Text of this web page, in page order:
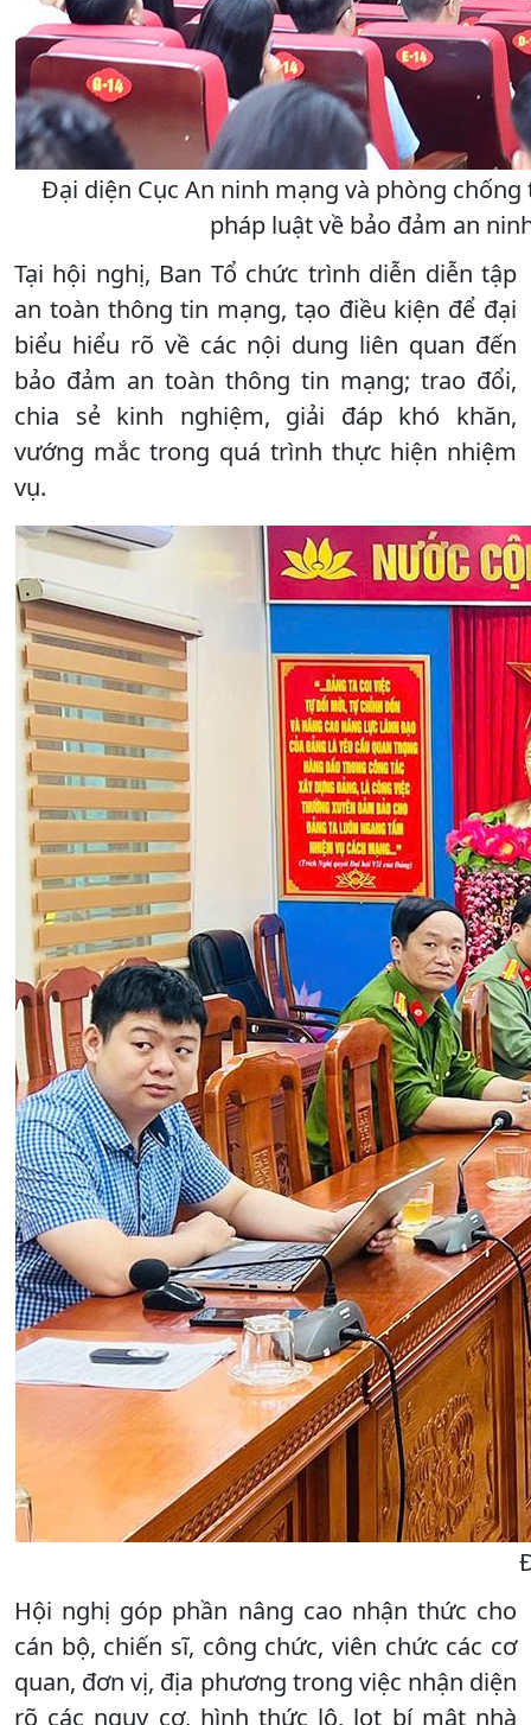
Đại diện Cục An ninh mạng và phòng
pháp luật về bảo đảm an
Tại hội nghị, Ban Tổ chức trình diễn diễn tập
an toàn thông tin mạng, tạo điều kiện để đại
biểu hiểu rõ về các nội dung liên quan đến
bảo đảm an toàn thông tin mạng; trao đổi,
chia sẻ kinh nghiệm, giải đáp khó khăn,
vướng mắc trong quá trình thực hiện nhiệm
vụ.
Hội nghị góp phần nâng cao nhận thức cho
cán bộ, chiến sĩ, công chức, viên chức các cơ
quan, đơn vị, địa phương trong việc nhận diện
rõ các nguy cơ, hình thức lộ, lọt bí mật nhà